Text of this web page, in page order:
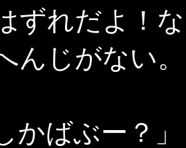
ずれだよ！
んじがない
ばぶー？」